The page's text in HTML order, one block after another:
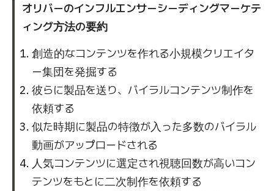
オリバーのインフルエンサーシーディングマーケテ
ィング方法の要約
創造的なコンテンツを作れる小規模クリエイタ
ー集団を発掘する
彼らに製品を送り、バイラルコンテンツ制作を
依頼する
似た時期に製品の特徴が入った多数のバイラル
動画がアップロードされる
人気コンテンツに選定され視聴回数が高いコン
テンツをもとに二次制作を依頼する